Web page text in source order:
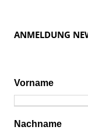
ANMELDUNG
Vorname
Nachname